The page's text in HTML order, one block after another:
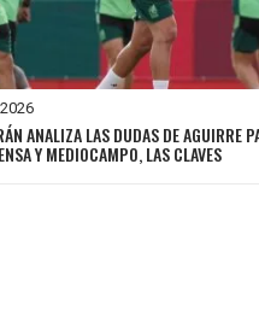
ANALIZA LAS DUDAS DE AGUIRRE
Y MEDIOCAMPO, LAS CLAVES